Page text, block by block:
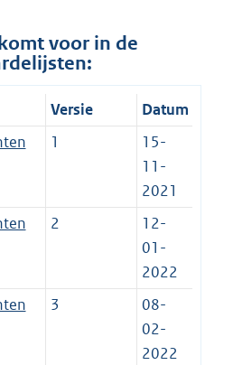
voor in de
Versie
Datum
1
15-
11-
2021
2
12-
01-
2022
3
08-
02-
2022